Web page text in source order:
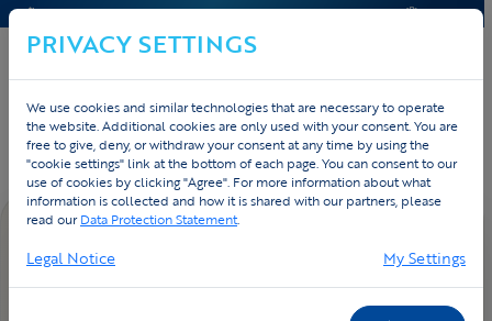
CONTACT & HELP OFFERTE
Home Contact FAQ
Ik wil de producten zien. Kan dat?
PRIVACY SETTINGS
We use cookies and similar technologies that are necessary to operate
the website. Additional cookies are only used with your consent. You are
free to give, deny, or withdraw your consent at any time by using the
"cookie settings" link at the bottom of each page. You can consent to our
use of cookies by clicking "Agree". For more information about what
information is collected and how it is shared with our partners, please
read ourData Protection Statement.
Legal Notice My Settings